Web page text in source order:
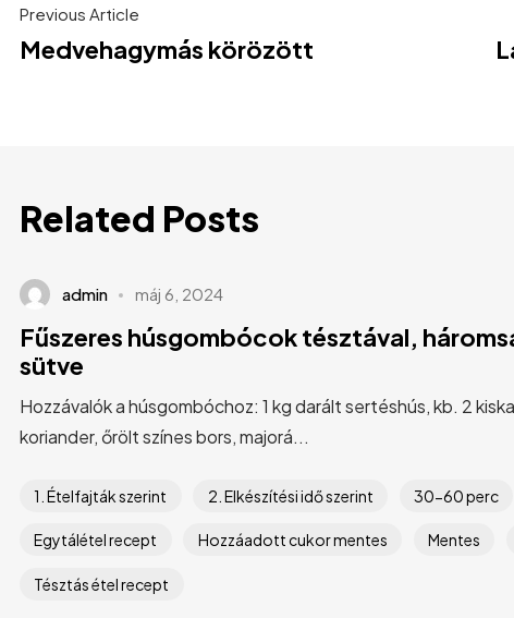
Previous Article
Medvehagymás körözött
Related Posts
admin máj 6, 2024
Fűszeres húsgombócok tésztával,
sütve
Hozzávalók a húsgombóchoz: 1 kg darált sertéshús, kb. 2
koriander, őrölt színes bors, majorá...
1. Ételfajták szerint 2. Elkészítési idő szerint 30-60 perc
Egytálétel recept Hozzáadott cukor mentes Mentes
Tésztás étel recept